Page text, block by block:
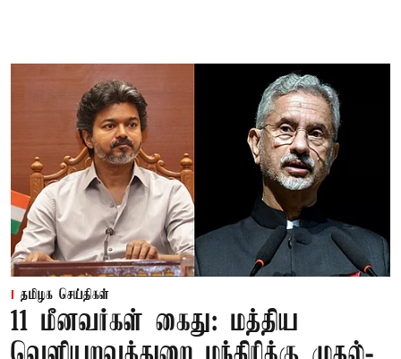
தமிழக செய்திகள்
11 மீனவர்கள் கைது: மத்திய